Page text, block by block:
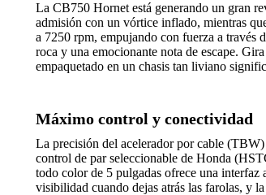
La CB750 Hornet está generando un gran
admisión con un vórtice inflado, mientras
a 7250 rpm, empujando con fuerza a través
roca y una emocionante nota de escape.
empaquetado en un chasis tan liviano
Máximo control y conectividad
La precisión del acelerador por cable
control de par seleccionable de Honda
todo color de 5 pulgadas ofrece una
visibilidad cuando dejas atrás las farolas, y